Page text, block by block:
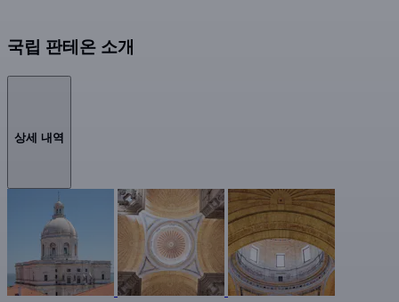
국립 판테온 소개
상세 내역